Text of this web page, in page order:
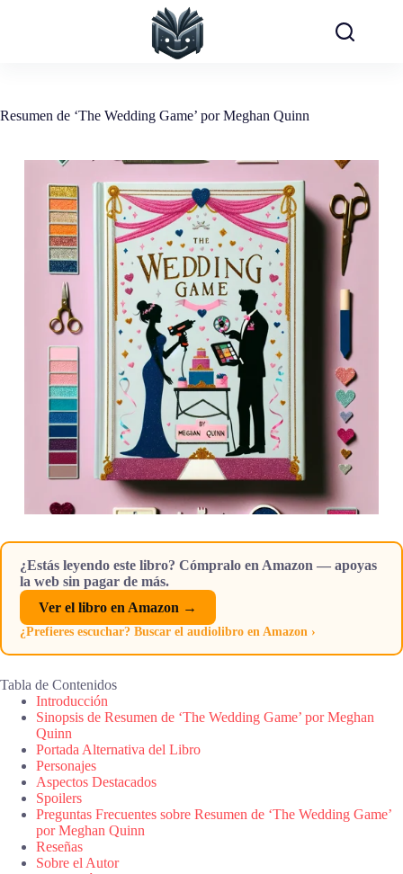
Resumen de ‘The Wedding Game’ por Meghan Quinn
¿Estás leyendo este libro? Cómpralo en Amazon — apoyas
la web sin pagar de más.
Ver el libro en Amazon →
¿Prefieres escuchar? Buscar el audiolibro en Amazon ›
Tabla de Contenidos
Introducción
Sinopsis de Resumen de ‘The Wedding Game’ por Meghan
Quinn
Portada Alternativa del Libro
Personajes
Aspectos Destacados
Spoilers
Preguntas Frecuentes sobre Resumen de ‘The Wedding Game’
por Meghan Quinn
Reseñas
Sobre el Autor